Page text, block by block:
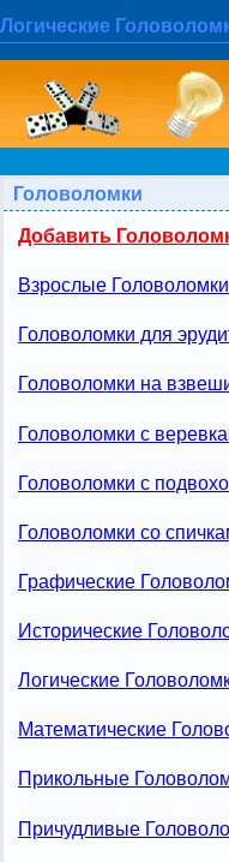
Логические
Головоломки
Добавить
Взрослые Головоломки
Головоломки для
Головоломки на
Головоломки с
Головоломки с
Головоломки со
Графические
Исторические
Логические
Математические
Прикольные
Причудливые